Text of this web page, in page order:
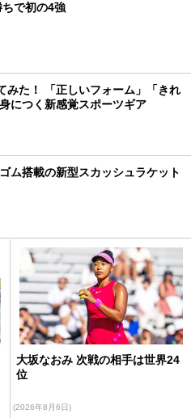
で初の4強
みた！ 「正しいフォーム」「きれ
につく新感覚スポーツギア
ム搭載の新型スカッシュラケット
大坂なおみ 次戦の相手は世界24
位
(2026年8月6日)